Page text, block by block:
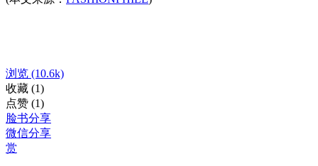
浏览 (10.6k)
收藏 (1)
点赞 (1)
脸书分享
微信分享
赏